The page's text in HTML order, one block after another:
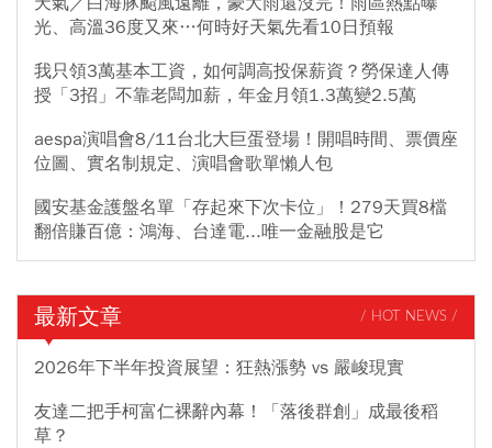
光、高溫36度又來…何時好天氣先看10日預報
我只領3萬基本工資，如何調高投保薪資？勞保達人傳
授「3招」不靠老闆加薪，年金月領1.3萬變2.5萬
aespa演唱會8/11台北大巨蛋登場！開唱時間、票價座
位圖、實名制規定、演唱會歌單懶人包
國安基金護盤名單「存起來下次卡位」！279天買8檔
翻倍賺百億：鴻海、台達電...唯一金融股是它
最新文章 / HOT NEWS /
2026年下半年投資展望：狂熱漲勢 vs 嚴峻現實
友達二把手柯富仁裸辭內幕！「落後群創」成最後稻
草？